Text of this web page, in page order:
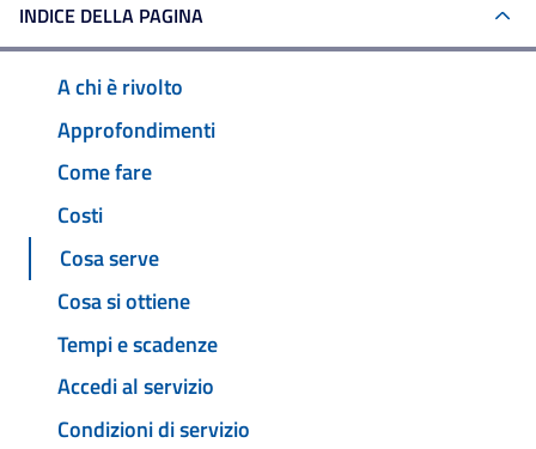
INDICE DELLA PAGINA
A chi è rivolto
Approfondimenti
Come fare
Costi
Cosa serve
Cosa si ottiene
Tempi e scadenze
Accedi al servizio
Condizioni di servizio